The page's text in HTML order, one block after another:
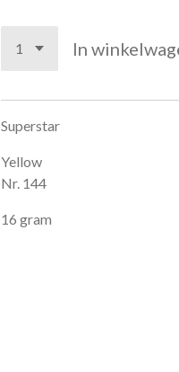
In
Superstar
Yellow
Nr. 144
16 gram